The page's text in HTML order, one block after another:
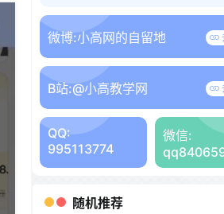
微博:小高网的自留地
B站:@小高教学网
QQ:
995113774
微信:
随机推荐